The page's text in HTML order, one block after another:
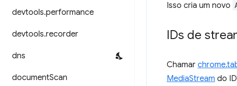
devtools.performance
devtools.recorder
dns
documentScan
Isso cria um novo
IDs de
Chamar
MediaStream do